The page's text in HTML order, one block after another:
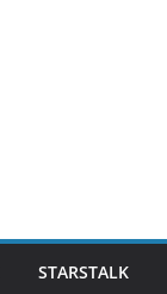
STARSTALK